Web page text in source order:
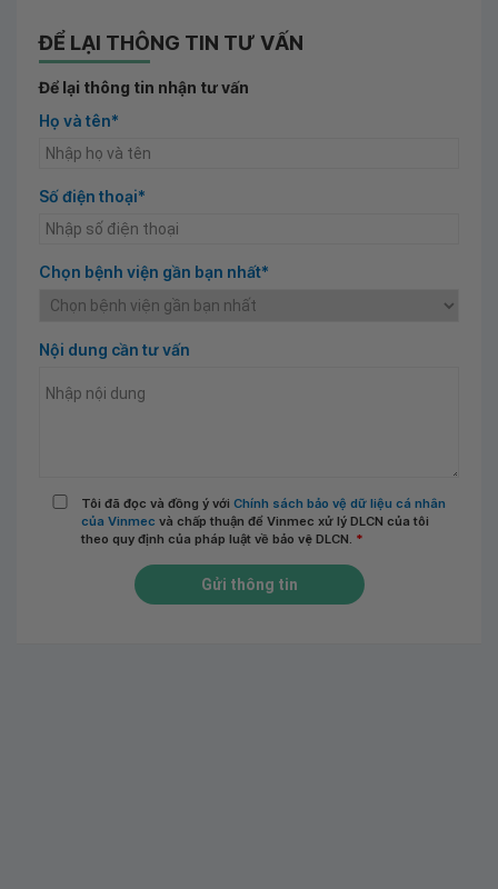
ĐỂ LẠI THÔNG TIN TƯ VẤN
Để lại thông tin nhận tư vấn
Họ và tên*
Số điện thoại*
Chọn bệnh viện gần bạn nhất*
Nội dung cần tư vấn
Tôi đã đọc và đồng ý với Chính sách bảo vệ dữ liệu cá nhân
của Vinmec và chấp thuận để Vinmec xử lý DLCN của tôi
theo quy định của pháp luật về bảo vệ DLCN. *
Gửi thông tin